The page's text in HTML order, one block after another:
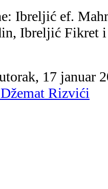
Ibreljić ef.
Ibreljić Fikret
17 januar
Rizvići